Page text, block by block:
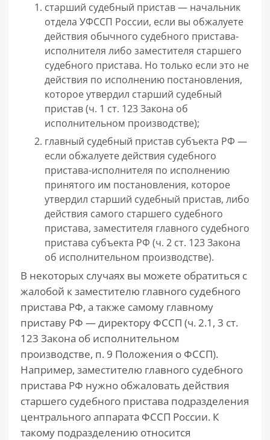
старший судебный пристав — начальник
отдела УФССП России, если вы обжалуете
действия обычного судебного пристава-
исполнителя либо заместителя старшего
судебного пристава. Но только если это не
действия по исполнению постановления,
которое утвердил старший судебный
пристав (ч. 1 ст. 123 Закона об
исполнительном производстве);
главный судебный пристав субъекта РФ —
если обжалуете действия судебного
пристава-исполнителя по исполнению
принятого им постановления, которое
утвердил старший судебный пристав, либо
действия самого старшего судебного
пристава, заместителя главного судебного
пристава субъекта РФ (ч. 2 ст. 123 Закона
об исполнительном производстве).
В некоторых случаях вы можете обратиться с
жалобой к заместителю главного судебного
пристава РФ, а также самому главному
приставу РФ — директору ФССП (ч. 2.1, 3 ст.
123 Закона об исполнительном
производстве, п. 9 Положения о ФССП).
Например, заместителю главного судебного
пристава РФ нужно обжаловать действия
старшего судебного пристава подразделения
центрального аппарата ФССП России. К
такому подразделению относится